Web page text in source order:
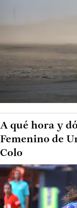
A qué hora y
Femenino de
Colo